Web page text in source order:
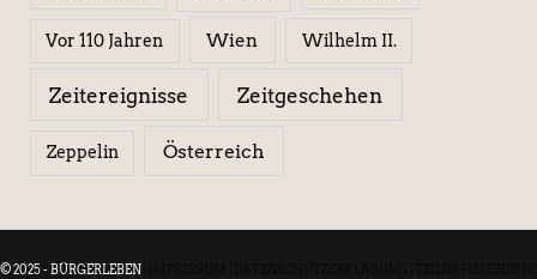
Vor 110 Jahren Wien Wilhelm II.
Zeitereignisse Zeitgeschehen
Zeppelin Österreich
© 2025 - BÜRGERLEBEN